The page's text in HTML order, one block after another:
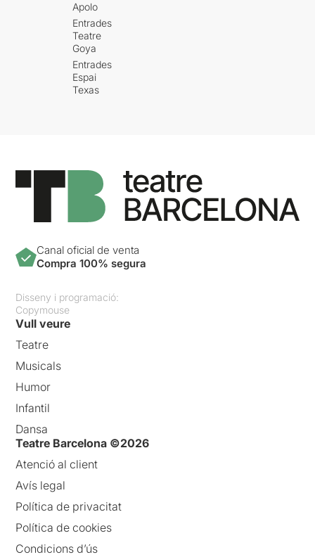
Apolo
Entrades
Teatre
Goya
Entrades
Espai
Texas
Canal oficial de venta
Compra 100% segura
Disseny i programació:
Copymouse
Vull veure
Teatre
Musicals
Humor
Infantil
Dansa
Teatre Barcelona ©2026
Atenció al client
Avís legal
Política de privacitat
Política de cookies
Condicions d’ús